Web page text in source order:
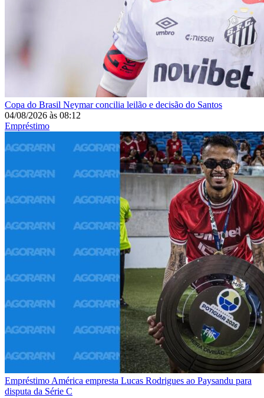
Copa do Brasil Neymar concilia leilão e decisão do Santos
04/08/2026 às 08:12
Empréstimo
Empréstimo América empresta Lucas Rodrigues ao Paysandu para
disputa da Série C